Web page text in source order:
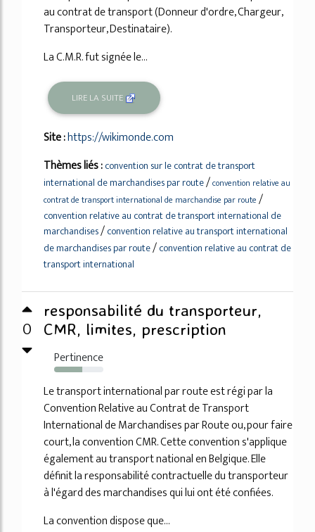
au contrat de transport (Donneur d'ordre, Chargeur,
Transporteur, Destinataire).
La C.M.R. fut signée le...
LIRE LA SUITE
Site :https://wikimonde.com
Thèmes liés :convention sur le contrat de transport
international de marchandises par route/convention relative au
contrat de transport international de marchandise par route /
convention relative au contrat de transport international de
marchandises/convention relative au transport international
de marchandises par route/convention relative au contrat de
transport international
0
responsabilité du transporteur,
CMR, limites, prescription
Pertinence
57%
Le transport international par route est régi par la
Convention Relative au Contrat de Transport
International de Marchandises par Route ou, pour faire
court, la convention CMR. Cette convention s'applique
également au transport national en Belgique. Elle
définit la responsabilité contractuelle du transporteur
à l'égard des marchandises qui lui ont été confiées.
La convention dispose que...